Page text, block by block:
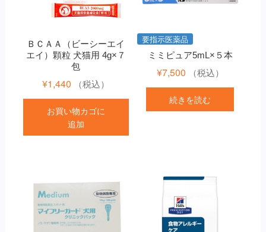
ＢＣＡＡ（ビーシーエイ
エイ）顆粒 犬猫用 4g×７
包
¥1,440 （税込）
お買い物カゴに
追加
要指示医薬品
ミミピュア5mL×５本
¥7,500 （税込）
続きを読む